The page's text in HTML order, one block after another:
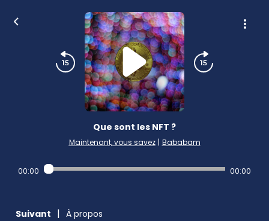
Que sont les NFT ?
Maintenant, vous savez | Bababam
00:00 00:00
Suivant | À propos